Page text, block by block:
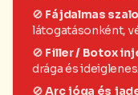
🚫 Fájdalmas
látogatásonként,
🚫 Filler / Botox
drága és ideiglenes.
🚫Arc jóga és